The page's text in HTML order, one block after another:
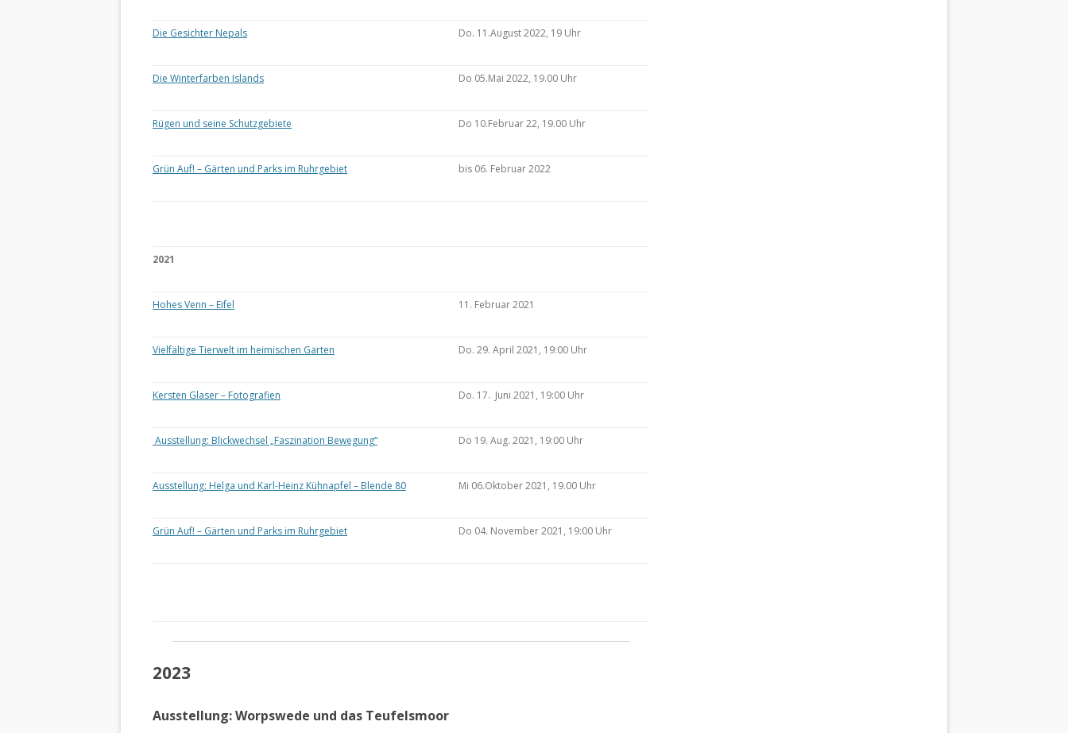
Die Gesichter Nepals Do. 11.August 2022, 19 Uhr
Die Winterfarben Islands Do 05.Mai 2022, 19.00 Uhr
Rügen und seine Schutzgebiete Do 10.Februar 22, 19.00 Uhr
Grün Auf! – Gärten und Parks im Ruhrgebiet bis 06. Februar 2022
2021
Hohes Venn – Eifel 11. Februar 2021
Vielfältige Tierwelt im heimischen Garten Do. 29. April 2021, 19:00 Uhr
Kersten Glaser – Fotografien Do. 17. Juni 2021, 19:00 Uhr
Ausstellung: Blickwechsel „Faszination Bewegung“ Do 19. Aug. 2021, 19:00 Uhr
Ausstellung: Helga und Karl-Heinz Kühnapfel – Blende 80 Mi 06.Oktober 2021, 19.00 Uhr
Grün Auf! – Gärten und Parks im Ruhrgebiet Do 04. November 2021, 19:00 Uhr
2023
Ausstellung: Worpswede und das Teufelsmoor